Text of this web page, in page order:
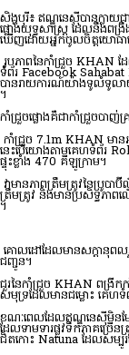
សិង្ហបុរី៖ ឥណ្ឌូនេស៊ីបានក្លា
ផ្លោងយុទ្ធសាស្ត្រ ដែលនឹងពង្
ឃើញដោយអ្នកចូលចិត្តយោធ
រូបភាពនៃកាំជ្រួច KHAN
ទំព័រ Facebook Sahabat
បានរាយការណ៍យ៉ាងទូលំទូលា
។
កាំជ្រួច​ផ្លោង​គឺ​ជា​កាំជ្រួច​បាញ់​គ្
កាំជ្រួច 7.1m KHAN មា
នេះបើយោងតាមគេហទំព័រ
ផ្ទុះខ្លាំង 470 គីឡូក្រាម។
វាមានភាពត្រឹមត្រូវនៃប្រូប
ត្រឹមត្រូវ និងមានប្រសិទ្ធភា
។
គោលដៅដែលមានសក្តានុពលរួ
ជញ្ជូន។
ជួរនៃកាំជ្រួច KHAN ពង្រីក
សមុទ្រដែលមានជម្លោះ គេហ
ខណៈពេលដែលឥណ្ឌូនេស៊ីមិនមែ
ដែលទាមទារផ្លូវទឹកភាគច្រើ
ជិតកោះ Natuna ដែលសម្បូរ